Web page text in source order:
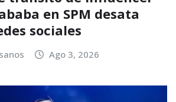
en SPM desata
sociales
Ago 3, 2026